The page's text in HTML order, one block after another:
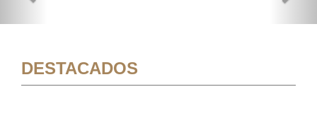
DESTACADOS